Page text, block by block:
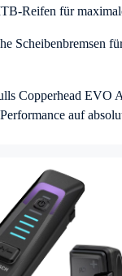
Reifen für
Scheibenbremsen
Copperhead EVO
auf